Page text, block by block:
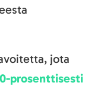
jota
prosenttisesti